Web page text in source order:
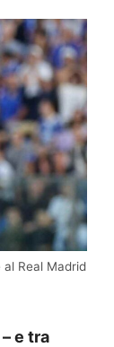
al Real Madrid
e tra